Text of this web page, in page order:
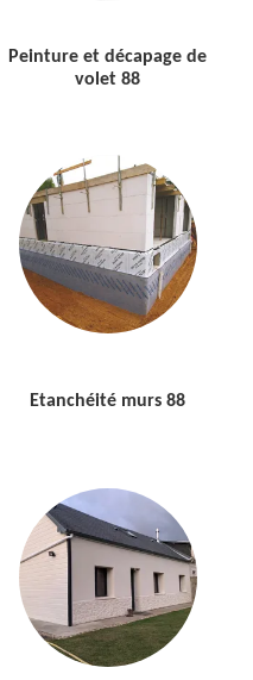
Peinture et décapage de
volet 88
Etanchéité murs 88